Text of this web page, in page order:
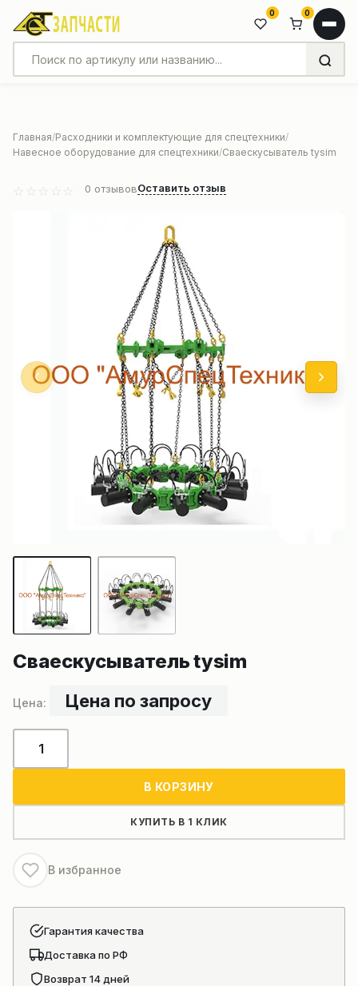
0 0
Главная Расходники и комплектующие для спецтехники
Навесное оборудование для спецтехники Сваескусыватель tysim
0 отзывовОставить отзыв
Сваескусыватель tysim
Цена по запросу
товара
В КОРЗИНУ
КУПИТЬ В 1 КЛИК
В избранное
Гарантия качества
Доставка по РФ
Возврат 14 дней